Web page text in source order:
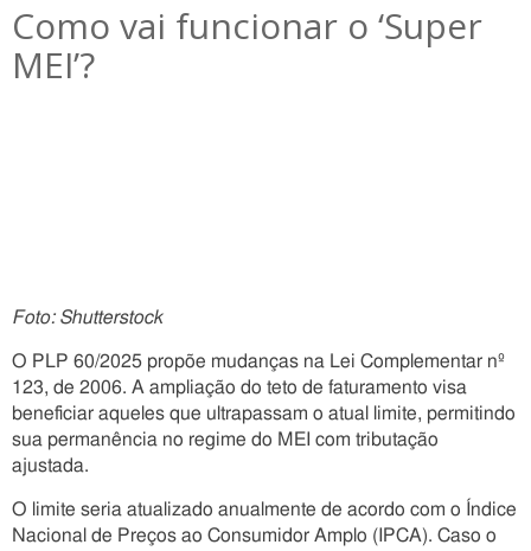
Como vai funcionar o ‘Super
MEI’?
Foto: Shutterstock
O PLP 60/2025 propõe mudanças na Lei Complementar nº
123, de 2006. A ampliação do teto de faturamento visa
beneficiar aqueles que ultrapassam o atual limite, permitindo
sua permanência no regime do MEI com tributação
ajustada.
O limite seria atualizado anualmente de acordo com o Índice
Nacional de Preços ao Consumidor Amplo (IPCA). Caso o